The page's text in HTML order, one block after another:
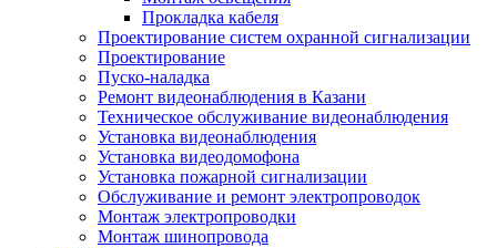
Прокладка кабеля
Проектирование систем охранной сигнализации
Проектирование
Пуско-наладка
Ремонт видеонаблюдения в Казани
Техническое обслуживание видеонаблюдения
Установка видеонаблюдения
Установка видеодомофона
Установка пожарной сигнализации
Обслуживание и ремонт электропроводок
Монтаж электропроводки
Монтаж шинопровода